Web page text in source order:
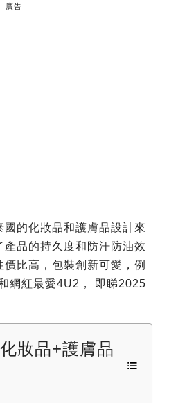
廣告
的化妝品和護膚品設計來
產品的持久度和防汗防油效
比高，包裝創新可愛，例
網紅最愛4U2， 即睇2025
妝品+護膚品